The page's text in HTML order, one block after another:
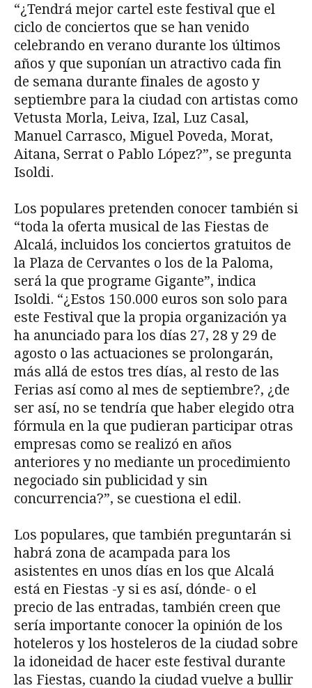
“¿Tendrá mejor cartel este festival que el
ciclo de conciertos que se han venido
celebrando en verano durante los últimos
años y que suponían un atractivo cada fin
de semana durante finales de agosto y
septiembre para la ciudad con artistas como
Vetusta Morla, Leiva, Izal, Luz Casal,
Manuel Carrasco, Miguel Poveda, Morat,
Aitana, Serrat o Pablo López?”, se pregunta
Isoldi.
Los populares pretenden conocer también si
“toda la oferta musical de las Fiestas de
Alcalá, incluidos los conciertos gratuitos de
la Plaza de Cervantes o los de la Paloma,
será la que programe Gigante”, indica
Isoldi. “¿Estos 150.000 euros son solo para
este Festival que la propia organización ya
ha anunciado para los días 27, 28 y 29 de
agosto o las actuaciones se prolongarán,
más allá de estos tres días, al resto de las
Ferias así como al mes de septiembre?, ¿de
ser así, no se tendría que haber elegido otra
fórmula en la que pudieran participar otras
empresas como se realizó en años
anteriores y no mediante un procedimiento
negociado sin publicidad y sin
concurrencia?”, se cuestiona el edil.
Los populares, que también preguntarán si
habrá zona de acampada para los
asistentes en unos días en los que Alcalá
está en Fiestas -y si es así, dónde- o el
precio de las entradas, también creen que
sería importante conocer la opinión de los
hoteleros y los hosteleros de la ciudad sobre
la idoneidad de hacer este festival durante
las Fiestas, cuando la ciudad vuelve a bullir